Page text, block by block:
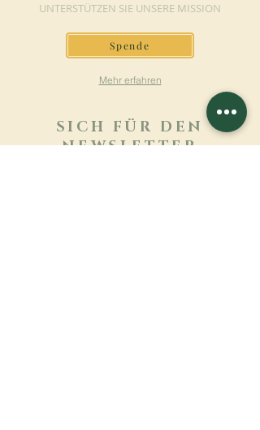
UNTERSTÜTZEN SIE UNSERE MISSION
Spende
Mehr erfahren
SICH FÜR DEN
NEWSLETTER